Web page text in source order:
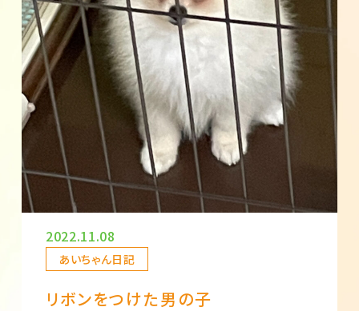
2022.11.08
あいちゃん日記
リボンをつけた男の子